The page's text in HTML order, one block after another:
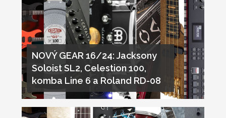
NOVÝ GEAR 16/24: Jacksony
Soloist SL2, Celestion 100,
komba Line 6 a Roland RD-08